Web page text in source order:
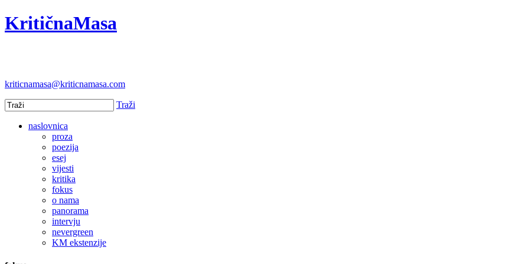
KritičnaMasa
kriticnamasa@kriticnamasa.com
Traži
naslovnica
proza
poezija
esej
vijesti
kritika
fokus
o nama
panorama
intervju
nevergreen
KM ekstenzije